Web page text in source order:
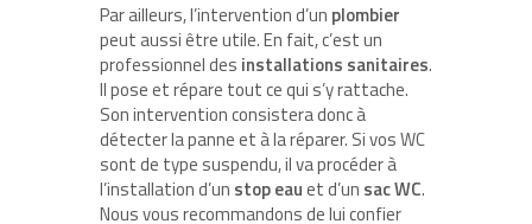
Par ailleurs, l’intervention d’un plombier
peut aussi être utile. En fait, c’est un
professionnel des installations sanitaires.
Il pose et répare tout ce qui s’y rattache.
Son intervention consistera donc à
détecter la panne et à la réparer. Si vos WC
sont de type suspendu, il va procéder à
l’installation d’un stopeauet d’un sacWC.
Nous vous recommandons de lui confier